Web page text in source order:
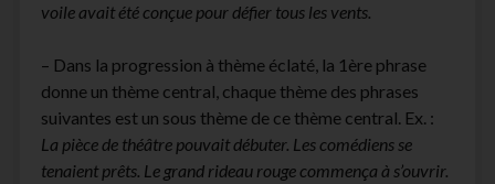
voile avait été conçue pour défier tous les vents.
– Dans la progression à thème éclaté, la 1ère phrase
donne un thème central, chaque thème des phrases
suivantes est un sous thème de ce thème central. Ex. :
La pièce de théâtre pouvait débuter. Les comédiens se
tenaient prêts. Le grand rideau rouge commença à s’ouvrir.